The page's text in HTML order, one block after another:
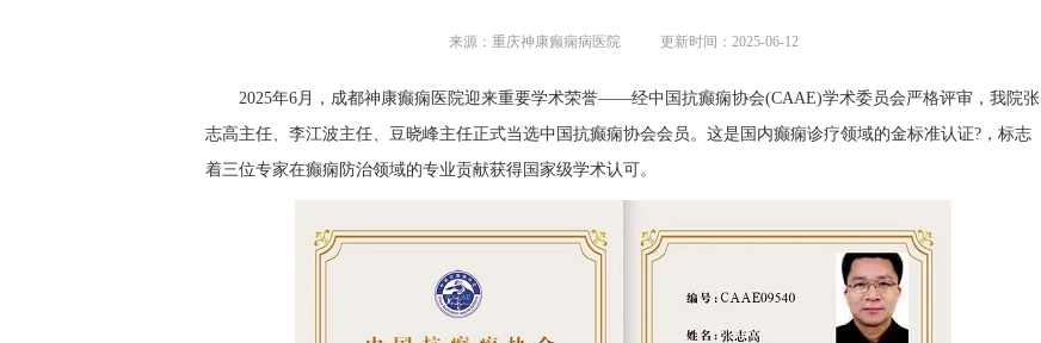
来源：重庆神康癫痫病医院 更新时间：2025-06-12
2025年6月，成都神康癫痫医院迎来重要学术荣誉——经中国抗癫痫协会(CAAE)学术委员会严格评审，我院张
志高主任、李江波主任、豆晓峰主任正式当选中国抗癫痫协会会员。这是国内癫痫诊疗领域的金标准认证?，标志
着三位专家在癫痫防治领域的专业贡献获得国家级学术认可。